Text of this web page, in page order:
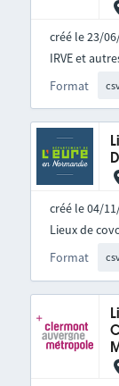
créé le 23/
Format
IRVE et
créé le 04/
Format
Lieux de